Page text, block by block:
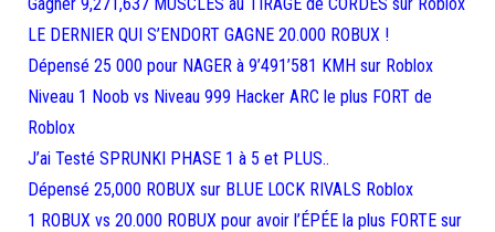
LE DERNIER QUI S’ENDORT GAGNE 20.000 ROBUX !
Dépensé 25 000 pour NAGER à 9’491’581 KMH sur Roblox
Niveau 1 Noob vs Niveau 999 Hacker ARC le plus FORT de
Roblox
J’ai Testé SPRUNKI PHASE 1 à 5 et PLUS..
Dépensé 25,000 ROBUX sur BLUE LOCK RIVALS Roblox
1 ROBUX vs 20.000 ROBUX pour avoir l’ÉPÉE la plus FORTE sur